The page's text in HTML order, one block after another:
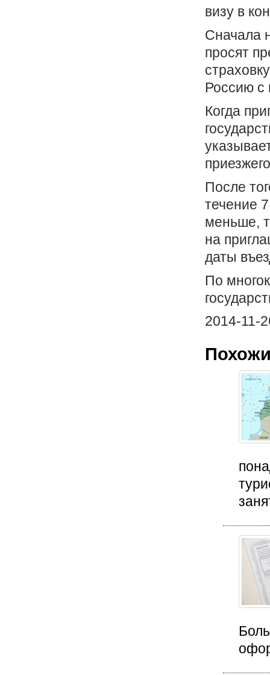
визу в
Сначала
просят
Россию с
Когда
После
течение
меньше,
на
даты
По
2014-11-